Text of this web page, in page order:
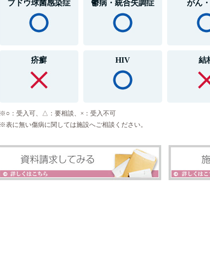
ブドウ球菌感染症 鬱病・統合失調症 がん
疥癬 HIV 結
※○：受入可、△：要相談、×：受入不可
※表に無い傷病に関しては施設へご相談ください。